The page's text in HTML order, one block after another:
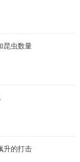
昆虫数量
升的打击